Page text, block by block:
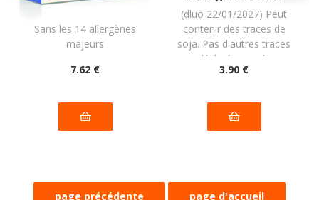
CHOCOLAT BIO
allergènes
Vitabella : 300
grammes
Sans les 14 allergènes
majeurs
7.62 €
lait sans oeufs sans
coque sans
arachide Piaceri
Mediterranei :
(2x200g) = 400g
(dluo 22/01/2027) Peut
contenir des traces de
soja. Pas d'autres traces
déclarées par le
fabricant
3.90 €